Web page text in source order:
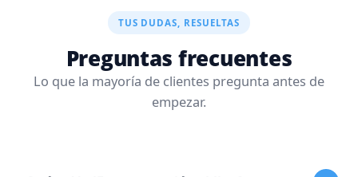
TUS DUDAS, RESUELTAS
Preguntas frecuentes
Lo que la mayoría de clientes pregunta antes de
empezar.